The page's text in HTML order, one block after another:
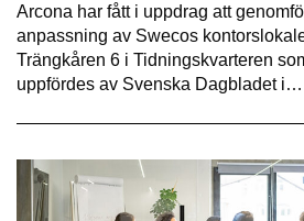
Arcona har fått i uppdrag att
anpassning av Swecos
Trängkåren 6 i Tidningskvarteren
uppfördes av Svenska Dagbladet i…